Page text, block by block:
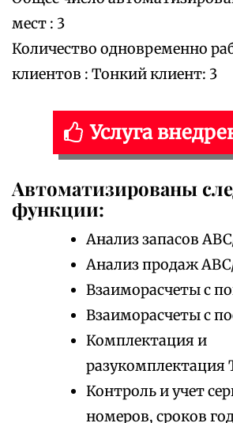
мест : 3
Количество одновременно
клиентов : Тонкий клиент: 3
Услуга
Автоматизированы
функции:
Анализ запасов
Анализ продаж
Взаиморасчеты с
Взаиморасчеты с
Комплектация и
Контроль и учет
номеров, сроков